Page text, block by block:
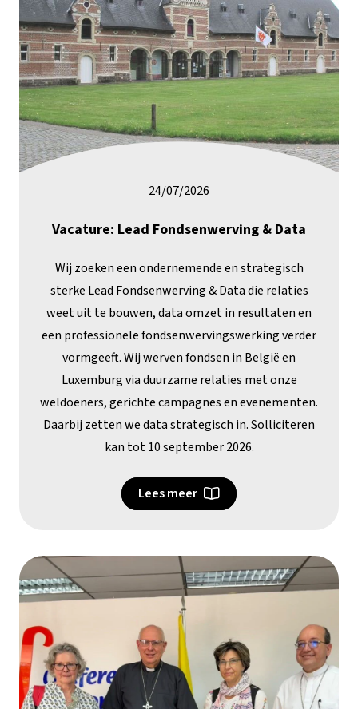
24/07/2026
Vacature: Lead Fondsenwerving & Data
Wij zoeken een ondernemende en strategisch
sterke Lead Fondsenwerving & Data die relaties
weet uit te bouwen, data omzet in resultaten en
een professionele fondsenwervingswerking verder
vormgeeft. Wij werven fondsen in België en
Luxemburg via duurzame relaties met onze
weldoeners, gerichte campagnes en evenementen.
Daarbij zetten we data strategisch in. Solliciteren
kan tot 10 september 2026.
Lees meer